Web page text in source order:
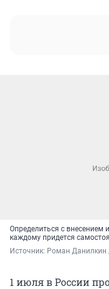
Определиться с внесением
каждому придется
Источник: Роман Данилкин /
1 июля в России